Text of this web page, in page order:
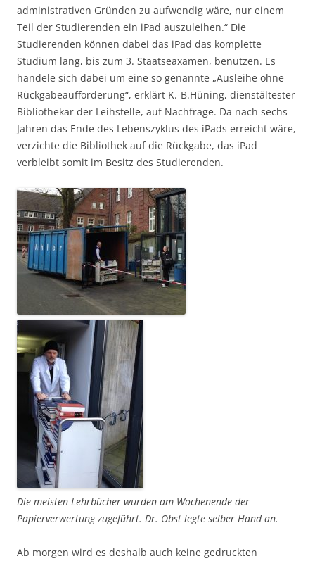
administrativen Gründen zu aufwendig wäre, nur einem
Teil der Studierenden ein iPad auszuleihen.“ Die
Studierenden können dabei das iPad das komplette
Studium lang, bis zum 3. Staatseaxamen, benutzen. Es
handele sich dabei um eine so genannte „Ausleihe ohne
Rückgabeaufforderung“, erklärt K.-B.Hüning, dienstältester
Bibliothekar der Leihstelle, auf Nachfrage. Da nach sechs
Jahren das Ende des Lebenszyklus des iPads erreicht wäre,
verzichte die Bibliothek auf die Rückgabe, das iPad
verbleibt somit im Besitz des Studierenden.
Die meisten Lehrbücher wurden am Wochenende der
Papierverwertung zugeführt. Dr. Obst legte selber Hand an.
Ab morgen wird es deshalb auch keine gedruckten